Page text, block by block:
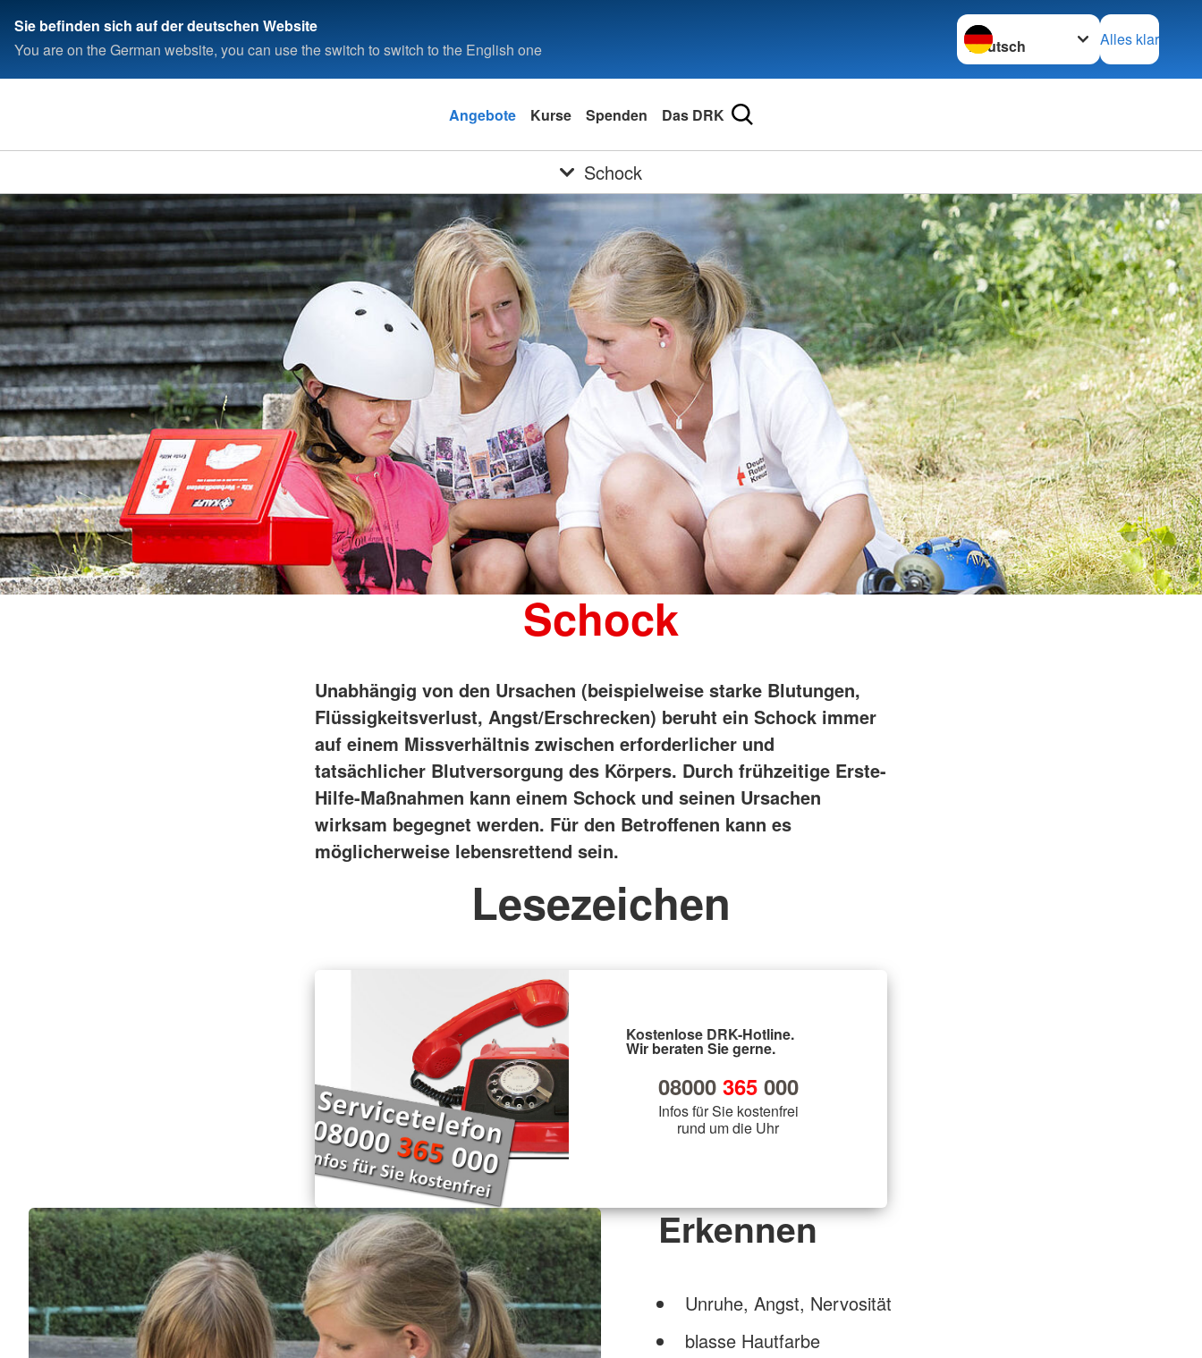
Sie befinden sich auf der deutschen Website
You are on the German website, you can use the switch to switch to the English one
Sprache wechseln zu
Alles klar
DRK
Angebote Kurse Spenden Das DRK
Schock
Schock
Unabhängig von den Ursachen (beispielweise starke Blutungen,
Flüssigkeitsverlust, Angst/Erschrecken) beruht ein Schock immer
auf einem Missverhältnis zwischen erforderlicher und
tatsächlicher Blutversorgung des Körpers. Durch frühzeitige Erste-
Hilfe-Maßnahmen kann einem Schock und seinen Ursachen
wirksam begegnet werden. Für den Betroffenen kann es
möglicherweise lebensrettend sein.
Lesezeichen
Kostenlose DRK-Hotline.
Wir beraten Sie gerne.
08000 365000
Infos für Sie kostenfrei
rund um die Uhr
Erkennen
Unruhe, Angst, Nervosität
blasse Hautfarbe